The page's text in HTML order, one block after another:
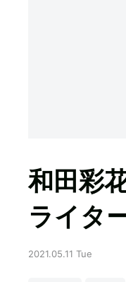
和田彩
ライタ
2021.05.11 Tue